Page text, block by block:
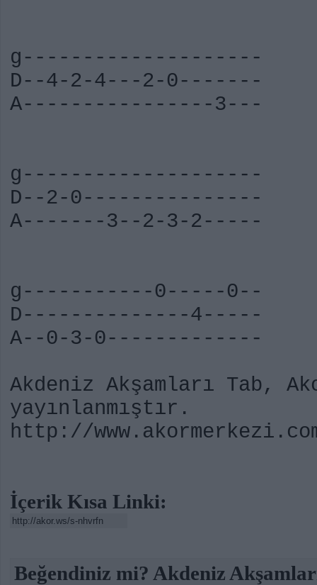
g--------------------
D--4-2-4---2-0-------
A----------------3---
g--------------------
D--2-0---------------
A-------3--2-3-2-----
g-----------0-----0--
D--------------4-----
A--0-3-0-------------
Akdeniz Akşamları Tab,
yayınlanmıştır.
http://
İçerik Kısa Linki:
Beğendiniz mi? Akdeniz